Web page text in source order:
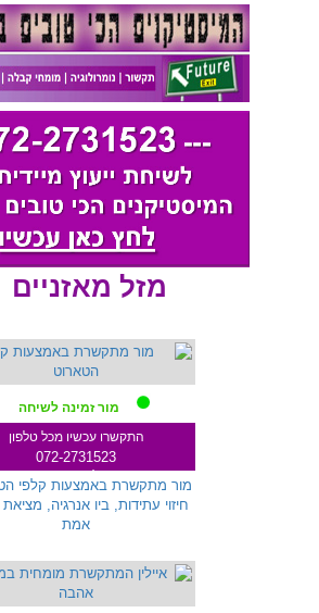
מזל מאזניים
מור זמינה לשיחה
התקשרו עכשיו מכל טלפון
072-2731523
מור מתקשרת באמצעות קלפי
חיזוי עתידות, ביו אנרגיה,
אמת